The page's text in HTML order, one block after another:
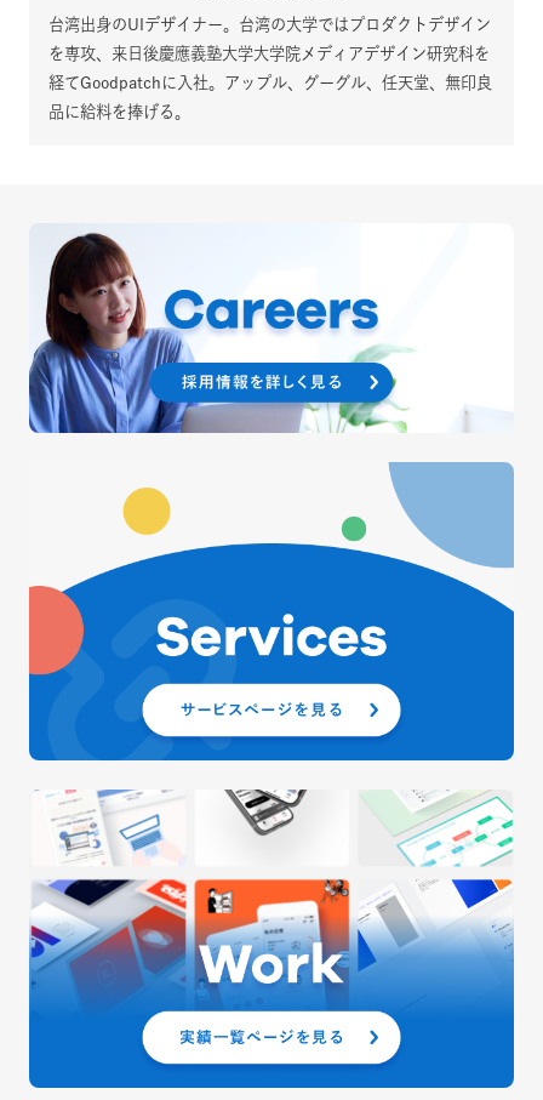
台湾出身のUIデザイナー。台湾の大学ではプロダクトデザイン
を専攻、来日後慶應義塾大学大学院メディアデザイン研究科を
経てGoodpatchに入社。アップル、グーグル、任天堂、無印良
品に給料を捧げる。